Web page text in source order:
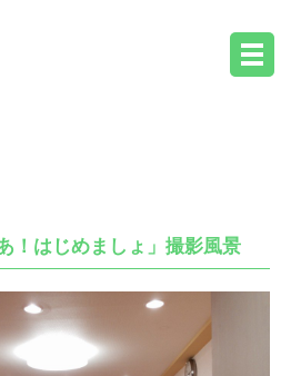
！はじめましょ」撮影風景